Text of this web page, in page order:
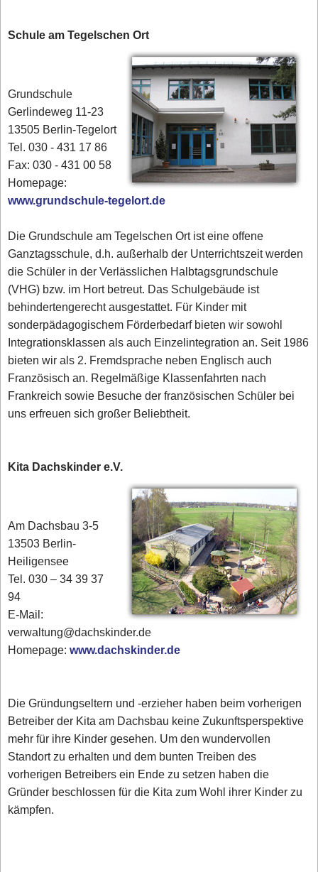
Schule am Tegelschen Ort
Grundschule
Gerlindeweg 11-23
13505 Berlin-Tegelort
Tel. 030 - 431 17 86‎
Fax: 030 - 431 00 58‎
Homepage:
www.grundschule-tegelort.de
Die Grundschule am Tegelschen Ort ist eine offene
Ganztagsschule, d.h. außerhalb der Unterrichtszeit werden
die Schüler in der Verlässlichen Halbtagsgrundschule
(VHG) bzw. im Hort betreut. Das Schulgebäude ist
behindertengerecht ausgestattet. Für Kinder mit
sonderpädagogischem Förderbedarf bieten wir sowohl
Integrationsklassen als auch Einzelintegration an. Seit 1986
bieten wir als 2. Fremdsprache neben Englisch auch
Französisch an. Regelmäßige Klassenfahrten nach
Frankreich sowie Besuche der französischen Schüler bei
uns erfreuen sich großer Beliebtheit.
Kita Dachskinder e.V.
Am Dachsbau 3-5
13503 Berlin-
Heiligensee
Tel. 030 – 34 39 37
94
E-Mail:
verwaltung@dachskinder.de
Homepage:www.dachskinder.de
Die Gründungseltern und -erzieher haben beim vorherigen
Betreiber der Kita am Dachsbau keine Zukunftsperspektive
mehr für ihre Kinder gesehen. Um den wundervollen
Standort zu erhalten und dem bunten Treiben des
vorherigen Betreibers ein Ende zu setzen haben die
Gründer beschlossen für die Kita zum Wohl ihrer Kinder zu
kämpfen.